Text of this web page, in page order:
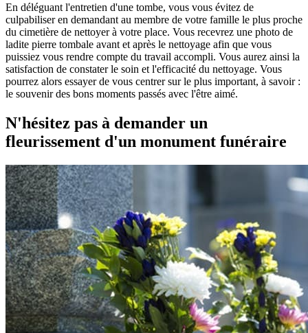
En déléguant l'entretien d'une tombe, vous vous évitez de
culpabiliser en demandant au membre de votre famille le plus proche
du cimetière de nettoyer à votre place. Vous recevrez une photo de
ladite pierre tombale avant et après le nettoyage afin que vous
puissiez vous rendre compte du travail accompli. Vous aurez ainsi la
satisfaction de constater le soin et l'efficacité du nettoyage. Vous
pourrez alors essayer de vous centrer sur le plus important, à savoir :
le souvenir des bons moments passés avec l'être aimé.
N'hésitez pas à demander un
fleurissement d'un monument funéraire